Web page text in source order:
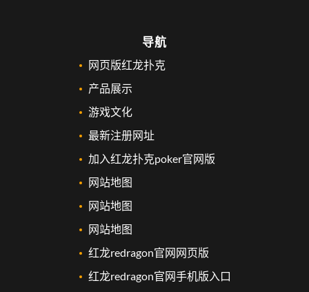
导航
网页版红龙扑克
产品展示
游戏文化
最新注册网址
加入红龙扑克poker官网版
网站地图
网站地图
网站地图
红龙redragon官网网页版
红龙redragon官网手机版入口